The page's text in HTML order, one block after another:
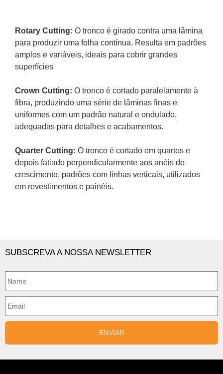
Rotary Cutting: O tronco é girado contra uma lâmina
para produzir uma folha contínua. Resulta em padrões
amplos e variáveis, ideais para cobrir grandes
superfícies
Crown Cutting: O tronco é cortado paralelamente à
fibra, produzindo uma série de lâminas finas e
uniformes com um padrão natural e ondulado,
adequadas para detalhes e acabamentos.
Quarter Cutting: O tronco é cortado em quartos e
depois fatiado perpendicularmente aos anéis de
crescimento, padrões com linhas verticais, utilizados
em revestimentos e painéis.
SUBSCREVA A NOSSA NEWSLETTER
ENVIAR